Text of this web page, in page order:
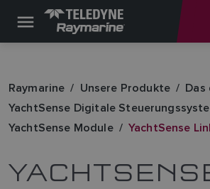
Raymarine Unsere Produkte
YachtSense Digitale
YachtSense Module
YachtSense